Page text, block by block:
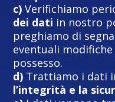
c) Verifichiamo
dei dati in nostro
preghiamo di
eventuali
possesso.
d) Trattiamo i dati
l’integrità e la